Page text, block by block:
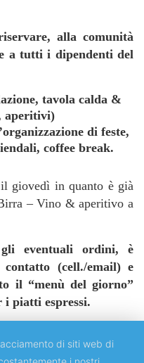
alla comunità
a tutti i dipendenti del
tavola calda &
aperitivi)
di feste,
coffee break.
giovedì in quanto è già
– Vino & aperitivo a
eventuali ordini, è
(cell./email) e
il “menù del giorno”
i piatti espressi.
di siti web di